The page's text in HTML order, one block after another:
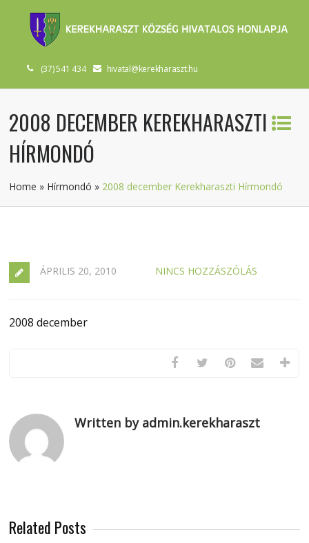
(37) 541 434 hivatal@kerekharaszt.hu
2008 DECEMBER KEREKHARASZTI
HÍRMONDÓ
Home » Hírmondó » 2008 december Kerekharaszti Hírmondó
ÁPRILIS 20, 2010 NINCS HOZZÁSZÓLÁS
2008 december
Written by admin.kerekharaszt
Related Posts